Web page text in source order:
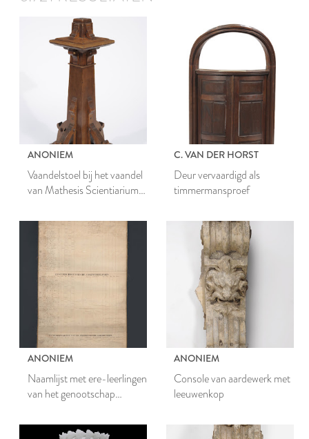
ANONIEM
Vaandelstoel bij het vaandel
van Mathesis Scientiarium
C. VAN DER HORST
Deur vervaardigd als
timmermansproef
ANONIEM
Naamlijst met ere-leerlingen
van het genootschap
Genitrix (MSG) 1785-
ANONIEM
Console van aardewerk met
leeuwenkop